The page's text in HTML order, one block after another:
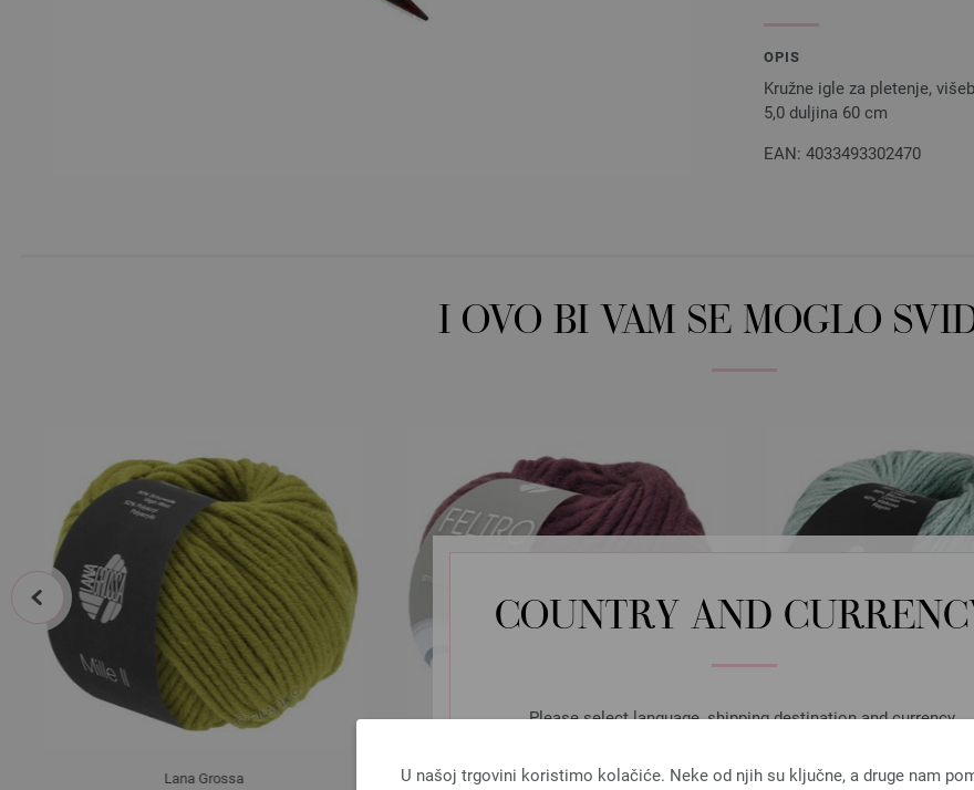
COUNTRY AND
Please select language, shipping destination and currency.
U našoj trgovini koristimo kolačiće. Neke od njih su ključne, a druge nam
OPIS
Kružne igle za pletenje,
5,0 duljina 60 cm
EAN: 4033493302470
I OVO BI VAM SE MOGLO
Lana Grossa Lana Grossa Lana Grossa
prev